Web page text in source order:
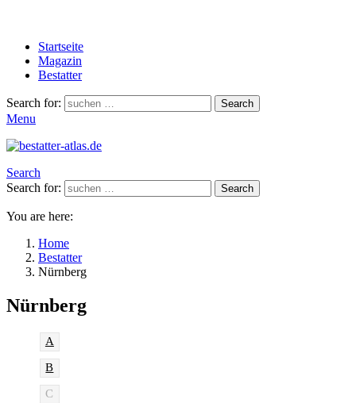
Startseite
Magazin
Bestatter
Search for: Search
Menu
Search
Search for:
Search
You are here:
Home
Bestatter
Nürnberg
Nürnberg
A
B
C